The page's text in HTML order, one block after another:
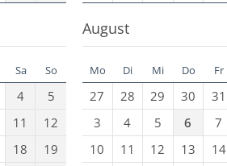
Sa So
4
5
11
12
18
19
August
Mo Di Mi Do Fr
27 28 29 30 31
3
4 5 6 7
10
11 12 13 14